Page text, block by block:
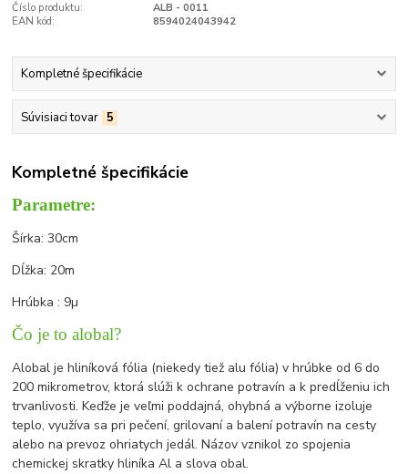
Číslo produktu:
ALB - 0011
EAN kód:
8594024043942
Kompletné špecifikácie
Súvisiaci tovar 5
Kompletné špecifikácie
Parametre:
Šírka: 30cm
Dĺžka: 20m
Hrúbka : 9µ
Čo je to alobal?
Alobal je hliníková fólia (niekedy tiež alu fólia) v hrúbke od 6 do
200 mikrometrov, ktorá slúži k ochrane potravín a k predĺženiu ich
trvanlivosti. Keďže je veľmi poddajná, ohybná a výborne izoluje
teplo, využíva sa pri pečení, grilovaní a balení potravín na cesty
alebo na prevoz ohriatych jedál. Názov vznikol zo spojenia
chemickej skratky hliníka Al a slova obal.